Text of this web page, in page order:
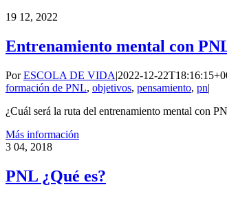
19 12, 2022
Entrenamiento mental con
PorESCOLA DE VIDA|2022-12-
formación de PNL, objetivos, pensamiento, pn|
¿Cuál será la ruta del entrenamiento mental con
Más información
3 04, 2018
PNL ¿Qué es?